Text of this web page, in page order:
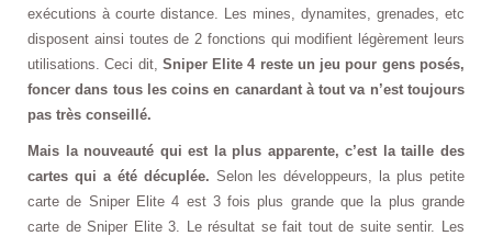
exécutions à courte distance. Les mines, dynamites, grenades, etc
disposent ainsi toutes de 2 fonctions qui modifient légèrement leurs
utilisations. Ceci dit, Sniper Elite 4 reste un jeu pour gens posés,
foncer dans tous les coins en canardant à tout va n’est toujours
pas très conseillé.
Mais la nouveauté qui est la plus apparente, c’est la taille des
cartes qui a été décuplée. Selon les développeurs, la plus petite
carte de Sniper Elite 4 est 3 fois plus grande que la plus grande
carte de Sniper Elite 3. Le résultat se fait tout de suite sentir. Les